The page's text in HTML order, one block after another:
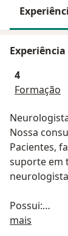
Experiência
4
Formação
Nossa
Pacientes,
suporte em
Possui:
Graduação
mais